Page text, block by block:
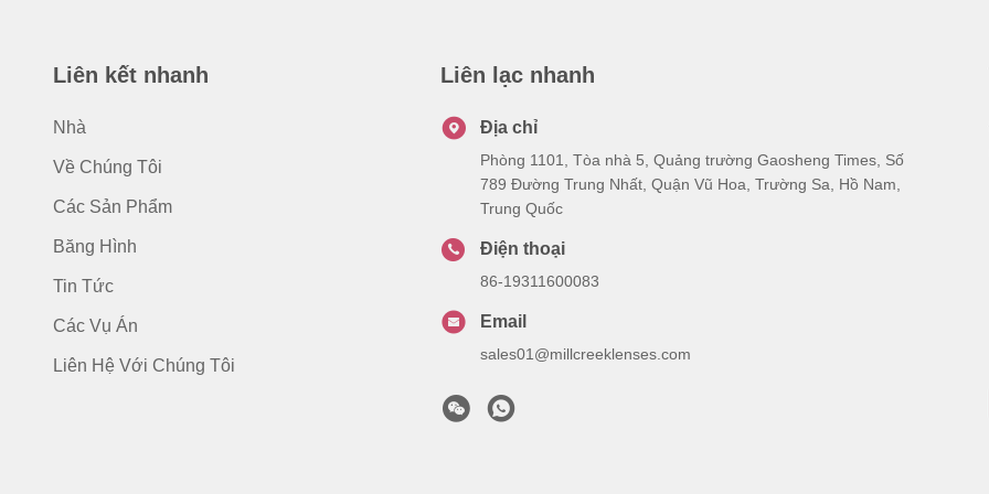
Liên kết nhanh
Nhà
Về Chúng Tôi
Các Sản Phẩm
Băng Hình
Tin Tức
Các Vụ Án
Liên Hệ Với Chúng Tôi
Liên lạc nhanh
Địa chỉ
Phòng 1101, Tòa nhà 5, Quảng trường Gaosheng Times, Số
789 Đường Trung Nhất, Quận Vũ Hoa, Trường Sa, Hồ Nam,
Trung Quốc
Điện thoại
86-19311600083
Email
sales01@millcreeklenses.com